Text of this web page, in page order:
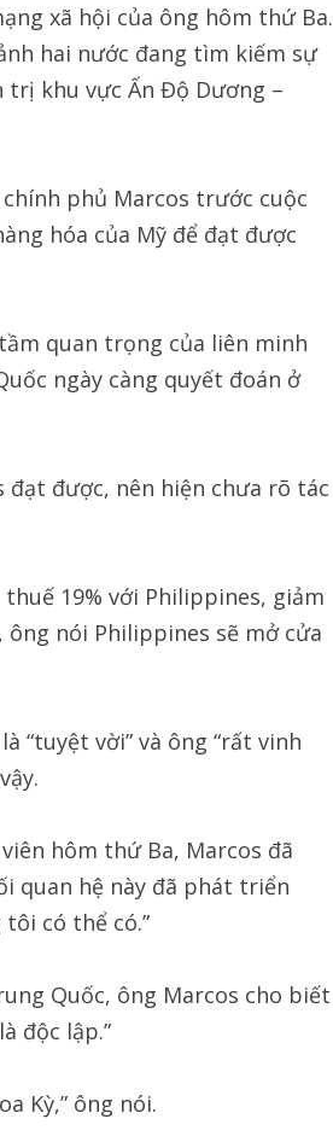
xã hội của ông hôm thứ Ba.
hai nước đang tìm kiếm sự
trị khu vực Ấn Độ Dương –
phủ Marcos trước cuộc
hóa của Mỹ để đạt được
quan trọng của liên minh
ngày càng quyết đoán ở
được, nên hiện chưa rõ tác
19% với Philippines, giảm
nói Philippines sẽ mở cửa
“tuyệt vời” và ông “rất vinh
hôm thứ Ba, Marcos đã
quan hệ này đã phát triển
có thể có.”
Quốc, ông Marcos cho biết
độc lập.”
Kỳ,” ông nói.